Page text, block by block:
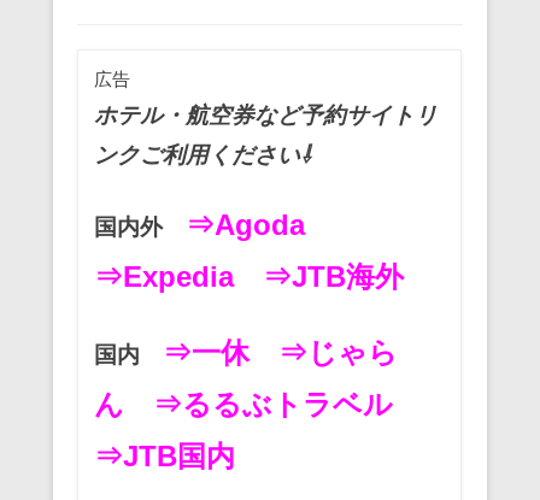
k
広告
ホテル・航空券など予約サイトリ
ンクご利用ください⇩
国内外
⇒Agoda
⇒Expedia
⇒JTB海外
国内 ⇒一休
⇒じゃら
ん
⇒るるぶトラベル
⇒JTB国内